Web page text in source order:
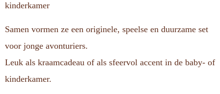
kinderkamer
Samen vormen ze een originele, speelse en duurzame set
voor jonge avonturiers.
Leuk als kraamcadeau of als sfeervol accent in de baby- of
kinderkamer.